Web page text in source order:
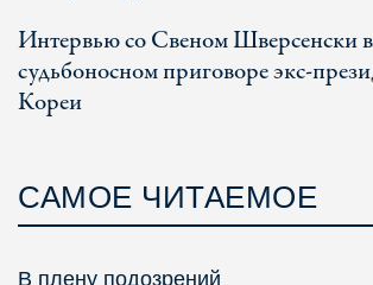
Интервью со Свеном Шверсенски
судьбоносном приговоре экс-
Кореи
САМОЕ ЧИТАЕМОЕ
В плену подозрений